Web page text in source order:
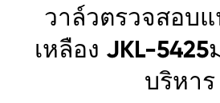
วาล์วตรวจสอบ
เหลือง JKL-
บริหาร